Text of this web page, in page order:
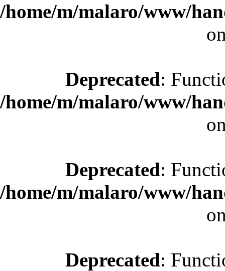
/home/m/malaro/www/
Deprecated:
/home/m/malaro/www/
Deprecated:
/home/m/malaro/www/
Deprecated: